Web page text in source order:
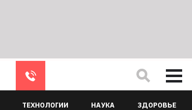
ТЕХНОЛОГИИ НАУКА ЗДОРОВЬЕ